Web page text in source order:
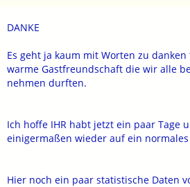
DANKE
Es geht ja kaum mit Worten zu
warme Gastfreundschaft die wir alle
nehmen durften.
Ich hoffe IHR habt jetzt ein paar Tage
einigermaßen wieder auf ein
Hier noch ein paar statistische Daten